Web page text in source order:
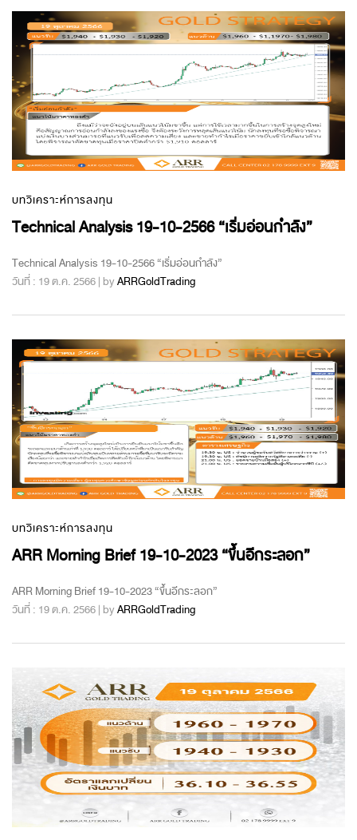
บทวิเคราะห์การลงทุน
Technical Analysis 19-10-2566 “เริ่มอ่อนกำลัง”
Technical Analysis 19-10-2566 “เริ่มอ่อนกำลัง”
วันที่ : 19 ต.ค. 2566 | byARRGoldTrading
บทวิเคราะห์การลงทุน
ARR Morning Brief 19-10-2023 “ขึ้นอีกระลอก”
ARR Morning Brief 19-10-2023 “ขึ้นอีกระลอก”
วันที่ : 19 ต.ค. 2566 | byARRGoldTrading